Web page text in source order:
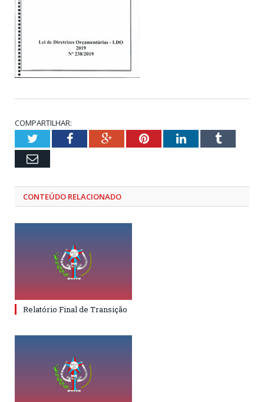
COMPARTILHAR:
TwitterFacebookGoogle+PinterestLinkedInTumblr
Email
CONTEÚDO RELACIONADO
Relatório Final de Transição